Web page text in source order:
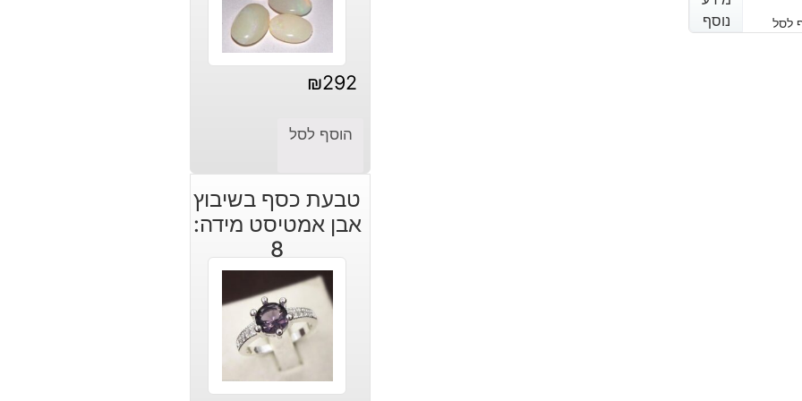
נוסף
לסל
נוסף
₪292
הוסף לסל
טבעת כסף בשיבוץ
אבן אמטיסט מידה:
8